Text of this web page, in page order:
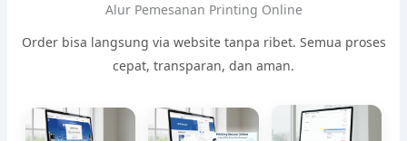
Alur Pemesanan Printing Online
Order bisa langsung via website tanpa ribet. Semua proses
cepat, transparan, dan aman.